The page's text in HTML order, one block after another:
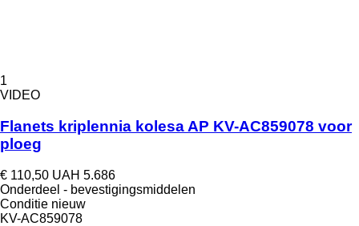
1
VIDEO
Flanets kriplennia kolesa AP KV-AC859078 voor
ploeg
€ 110,50 UAH 5.686
Onderdeel - bevestigingsmiddelen
Conditie nieuw
KV-AC859078